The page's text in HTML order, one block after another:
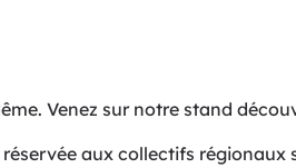
Venez sur notre stand
aux collectifs régionaux